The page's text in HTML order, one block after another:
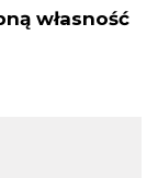
własność